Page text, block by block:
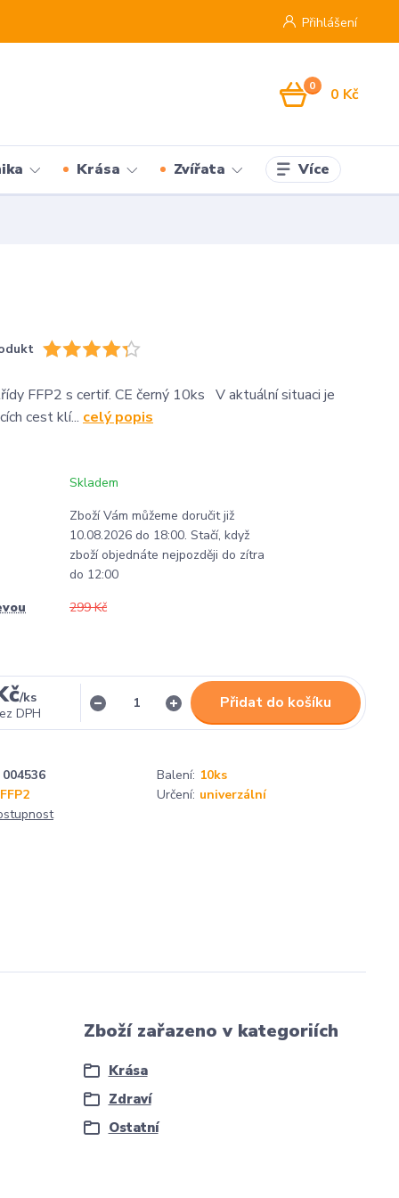
Přihlášení
0 0 Kč
Krása Zvířata Více
FFP2 s certif. CE černý 10ks V aktuální situaci je
cest klí... celý popis
Skladem
Zboží Vám můžeme doručit již
10.08.2026 do 18:00. Stačí, když
zboží objednáte nejpozději do zítra
do 12:00
299 Kč
/ks
DPH
Přidat do košíku
004536 Balení: 10ks
FFP2
Určení: univerzální
Zboží zařazeno v kategoriích
Krása
Zdraví
Ostatní